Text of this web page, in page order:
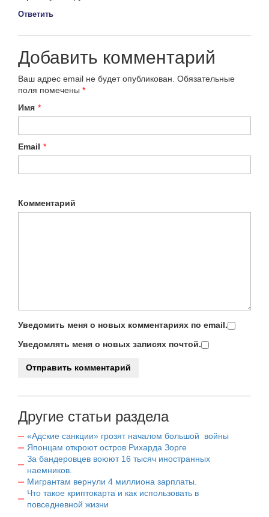
Ответить
Добавить комментарий
Ваш адрес email не будет опубликован. Обязательные
поля помечены *
Имя *
Email *
Комментарий
Уведомить меня о новых комментариях по email.
Уведомлять меня о новых записях почтой.
Другие статьи раздела
«Адские санкции» грозят началом большой войны
Японцам откроют остров Рихарда Зорге
За бандеровцев воюют 16 тысяч иностранных
наемников.
Мигрантам вернули 4 миллиона зарплаты.
Что такое криптокарта и как использовать в
повседневной жизни